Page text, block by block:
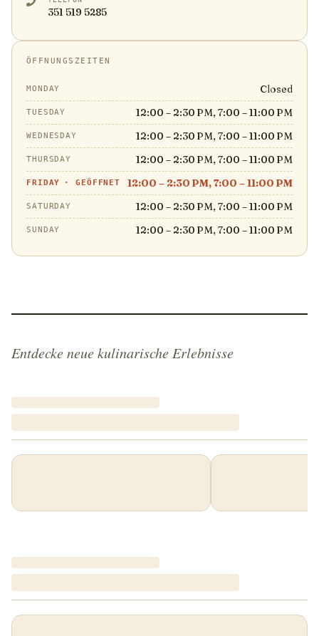
351 519 5285
ÖFFNUNGSZEITEN
MONDAY Closed
TUESDAY 12:00 – 2:30 PM, 7:00 – 11:00 PM
WEDNESDAY 12:00 – 2:30 PM, 7:00 – 11:00 PM
THURSDAY 12:00 – 2:30 PM, 7:00 – 11:00 PM
FRIDAY ·GEÖFFNET 12:00 – 2:30 PM, 7:00 – 11:00 PM
SATURDAY 12:00 – 2:30 PM, 7:00 – 11:00 PM
SUNDAY 12:00 – 2:30 PM, 7:00 – 11:00 PM
Entdecke neue kulinarische Erlebnisse